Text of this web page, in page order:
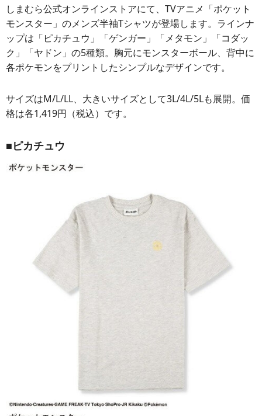
しまむら公式オンラインストアにて、TVアニメ「ポケット
モンスター」のメンズ半袖Tシャツが登場します。ラインナ
ップは「ピカチュウ」「ゲンガー」「メタモン」「コダッ
ク」「ヤドン」の5種類。胸元にモンスターボール、背中に
各ポケモンをプリントしたシンプルなデザインです。
サイズはM/L/LL、大きいサイズとして3L/4L/5Lも展開。価
格は各1,419円（税込）です。
■ピカチュウ